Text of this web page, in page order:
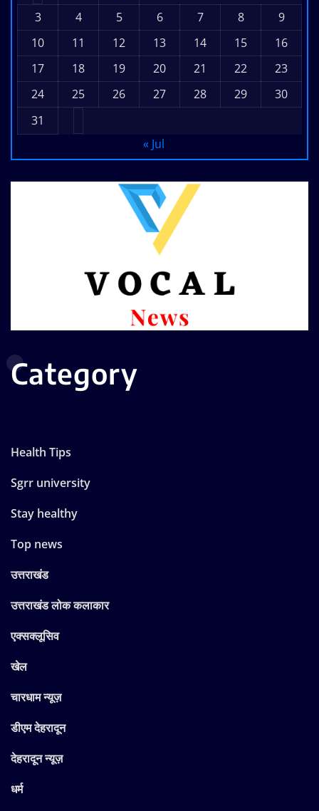
3
4 5 6 7 8
9
10
11 12 13 14 15
16
17
18 19 20 21 22
23
24
25 26 27 28 29
30
31
« Jul
Category
Health Tips
Sgrr university
Stay healthy
Top news
उत्तराखंड
उत्तराखंड लोक कलाकार
एक्सक्लूसिव
खेल
चारधाम न्यूज़
डीएम देहरादून
देहरादून न्यूज़
धर्म